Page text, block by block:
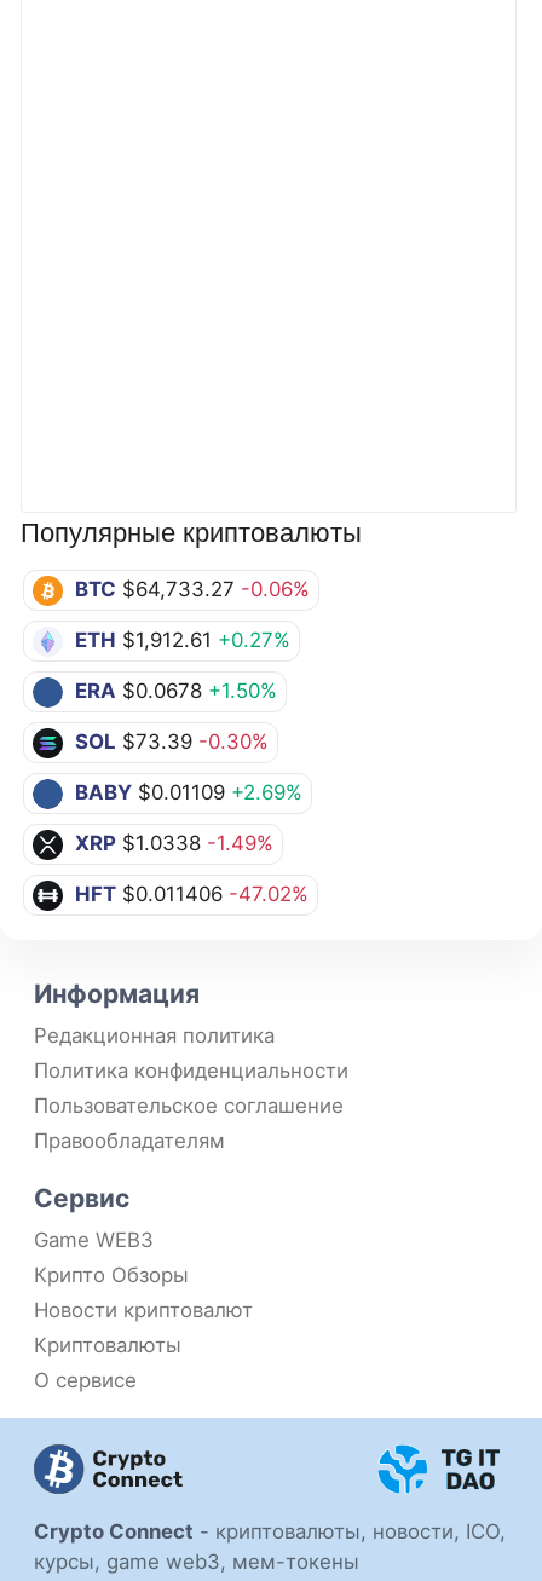
Популярные криптовалюты
BTC $64,733.27 -0.06%
ETH $1,912.61 +0.27%
ERA $0.0678 +1.50%
SOL $73.39 -0.30%
BABY $0.01109 +2.69%
XRP $1.0338 -1.49%
HFT $0.011406 -47.02%
Crypto Connect - криптовалюты, новости, ICO,
курсы, game web3, мем-токены
Информация
Редакционная политика
Политика конфиденциальности
Пользовательское соглашение
Правообладателям
Сервис
Game WEB3
Крипто Обзоры
Новости криптовалют
Криптовалюты
О сервисе